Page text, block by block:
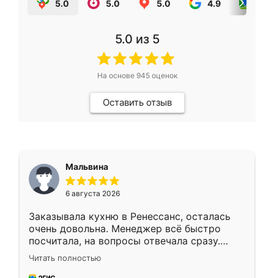
5.0 5.0 5.0 4.9
5.0 из 5
На основе 945оценок
Оставить отзыв
Мальвина
6 августа 2026
Заказывала кухню в Ренессанс, осталась
очень довольна. Менеджер всё быстро
посчитала, на вопросы отвечала сразу.
Замерщик приехал в субботу, подошёл к
делу со всей ответственностью. Собрали
Читать полностью